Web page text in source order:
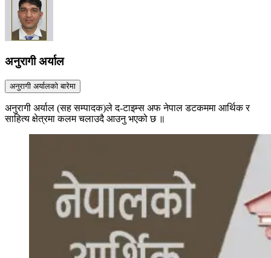
अनुरागी अर्याल
अनुरागी अर्यालको बारेमा
अनुरागी अर्याल (सह सम्पादक)ले द-टाइम्स अफ नेपाल डटकममा आर्थिक र
साहित्य क्षेत्रमा कलम चलाउदै आउनु भएको छ ॥